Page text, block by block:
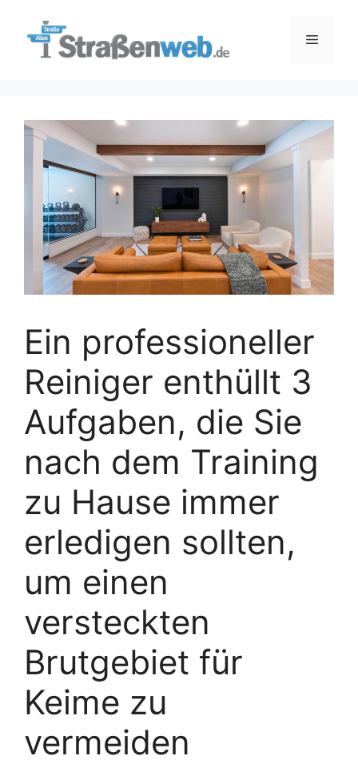
Menü
Ein professioneller
Reiniger enthüllt 3
Aufgaben, die Sie
nach dem Training
zu Hause immer
erledigen sollten,
um einen
versteckten
Brutgebiet für
Keime zu
vermeiden